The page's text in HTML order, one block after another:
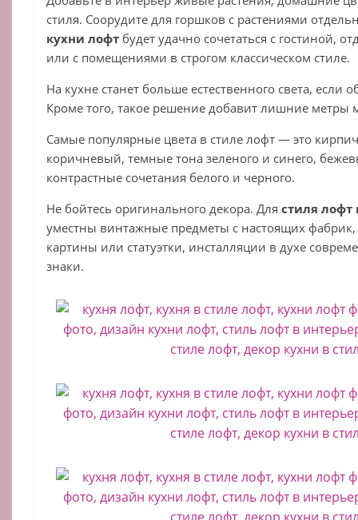
стиля. Соорудите для горшков с растениями
кухни лофт будет удачно сочетаться с гостиной,
или с помещениями в строгом классическом стиле.
На кухне станет больше естественного света, если
Кроме того, такое решение добавит лишние
Самые популярные цвета в стиле лофт — это
коричневый, темные тона зеленого и синего,
контрастные сочетания белого и черного.
Не бойтесь оригинального декора. Длястиля лофт
уместны винтажные предметы с настоящих
картины или статуэтки, инсталляции в духе
знаки.